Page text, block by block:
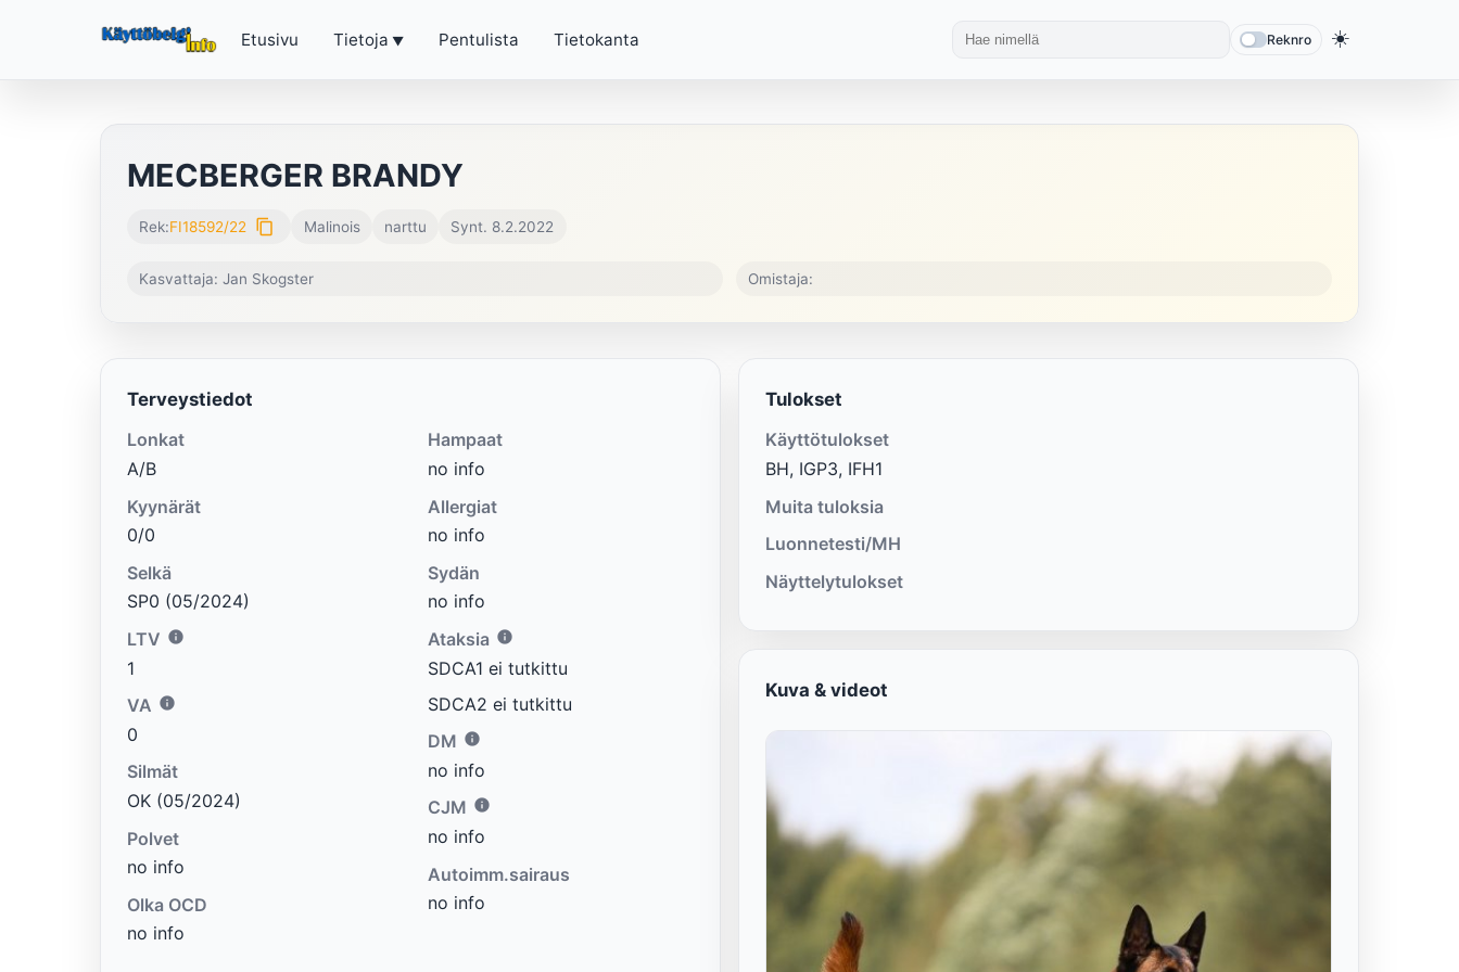
Etusivu Tietoja Pentulista Tietokanta Reknro ☀️
MECBERGER BRANDY
Rek:FI18592/22 content_copy Malinois narttu Synt. 8.2.2022
Kasvattaja: Jan Skogster Omistaja:
Terveystiedot
Lonkat
A/B
Kyynärät
0/0
Selkä
SP0 (05/2024)
LTV
1
VA
0
Silmät
OK (05/2024)
Polvet
no info
Olka OCD
no info
Hampaat
no info
Allergiat
no info
Sydän
no info
Ataksia
SDCA1 ei tutkittu
SDCA2 ei tutkittu
DM
no info
CJM
no info
Autoimm.sairaus
no info
Tulokset
Käyttötulokset
BH, IGP3, IFH1
Muita tuloksia
Luonnetesti/MH
Näyttelytulokset
Kuva & videot